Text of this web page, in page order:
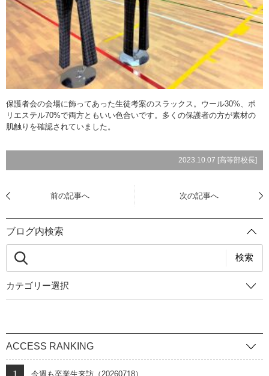
保護者会の会場に飾ってあった生徒考案のスラックス。ウール30%、ポ
リエステル70%で両方ともいい色合いです。多くの保護者の方が素材の
肌触りを確認されていました。
2023.10.07 [高等部校長]
前の記事へ 次の記事へ
ブログ内検索
検索
カテゴリー選択
ACCESS RANKING
今週も卒業生来訪（20260718）